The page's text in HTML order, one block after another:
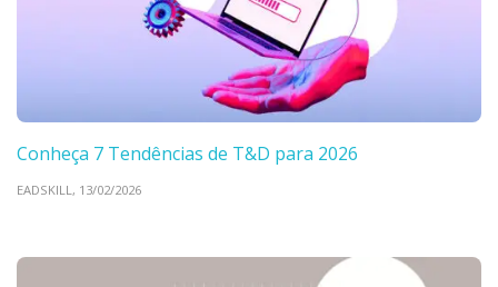
Conheça 7 Tendências de T&D para 2026
EADSKILL, 13/02/2026